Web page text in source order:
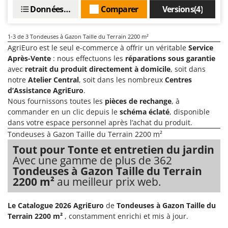
Machines pour la transformation des fruits
Machines sous vide
Motobineuses
Motoculteurs
Motofaucheuses
Motopompes pour irrigation
Moulins à céréales électriques
Moulins à farine
N
Nettoyeurs et Balais à vapeur
Nettoyeurs haute pression
Nettoyeurs tapis, moquettes et tapisseries
P
Peignes vibreurs et Secoueurs à olives
Pelles rétros pour tracteur
Famur
FBC
Ferrari Group
Ferroni
Ferrua
FIAC
FIEM
Fimar
FINI
Fiorentini
Fiskars
Flymo
Fontana Forni
Forest Master
Versions(4)
Comparer
Données techniques
1-3 de 3 Tondeuses à Gazon Taille du Terrain 2200 m²
AgriEuro est le seul e-commerce à offrir un véritable Service
Après-Vente : nous effectuons les réparations sous garantie
avec retrait du produit directement à domicile, soit dans
notre Atelier Central, soit dans les nombreux Centres
d’Assistance AgriEuro.
Nous fournissons toutes les pièces de rechange, à
commander en un clic depuis le schéma éclaté, disponible
dans votre espace personnel après l’achat du produit.
Tondeuses à Gazon Taille du Terrain 2200 m²
Tout pour Tonte et entretien du jardin
Avec une gamme de plus de 362
Tondeuses à Gazon Taille du Terrain
2200 m² au meilleur prix web.
Le Catalogue 2026 AgriEuro de Tondeuses à Gazon Taille du
Terrain 2200 m² , constamment enrichi et mis à jour.